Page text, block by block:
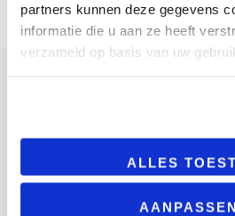
partners kunnen deze gegevens
informatie die u aan ze heeft
verzameld op basis van uw
ALLES
AANPASSEN
Poortland 186, 1046 BD Amsterdam
info@ledplazashop.nl